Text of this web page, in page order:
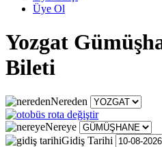
Üye Ol
Yozgat
Bileti
Nereden
Nereye
Gidiş Tarihi